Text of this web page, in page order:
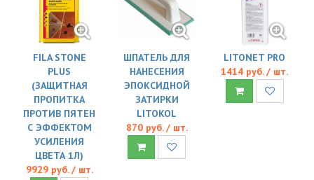
FILA STONE
PLUS
(ЗАЩИТНАЯ
ПРОПИТКА
ПРОТИВ ПЯТЕН
С ЭФФЕКТОМ
УСИЛЕНИЯ
ЦВЕТА 1Л)
9929 руб. / шт.
ШПАТЕЛЬ ДЛЯ
НАНЕСЕНИЯ
ЭПОКСИДНОЙ
ЗАТИРКИ
LITOKOL
870 руб. / шт.
LITONET PRO
1414 руб. / шт.